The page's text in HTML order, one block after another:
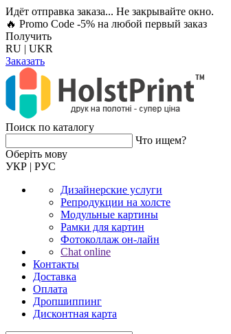
Идёт отправка заказа... Не закрывайте окно.
🔥 Promo Code -5% на любой первый заказ
Получить
RU | UKR
Заказать
Поиск по каталогу
Что ищем?
Оберiть мову
УКР | РУС
Дизайнерские услуги
Репродукции на холсте
Модульные картины
Рамки для картин
Фотоколлаж он-лайн
Chat online
Контакты
Доставка
Оплата
Дропшиппинг
Дисконтная карта